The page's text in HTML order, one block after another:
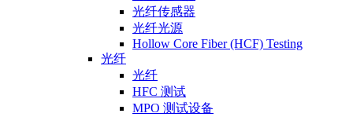
光纤传感器
光纤光源
Hollow Core Fiber (HCF) Testing
光纤
光纤
HFC 测试
MPO 测试设备